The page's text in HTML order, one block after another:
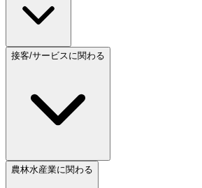
接客/サービスに関わる
農林水産業に関わる